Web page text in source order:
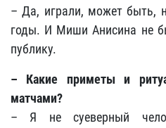
– Да, играли, может быть,
годы. И Миши Анисина не
публику.
– Какие приметы и
матчами?
– Я не суеверный